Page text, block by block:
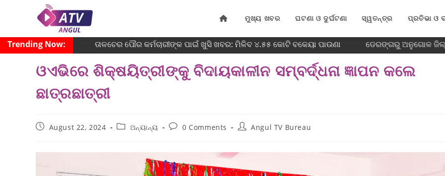
ମୁଖ୍ୟ ଖବର ଘଟଣା ଓ ଦୁର୍ଘଟଣା ସ୍ୱତନ୍ତ୍ର ପ୍ରତିଭା ଓ
Trending Now: ତାଳଚେର ପୌର କର୍ମଚାରୀଙ୍କ ପାଇଁ ଖୁସି ଖବର: ମିଳିବ ୪.୫୫ କୋଟି ବକେୟା ପାଉଣା ଡେରଙ୍ଗରୁ ଅନୁଗୋଳ
ଓଏଭିରେ ଶିକ୍ଷୟିତ୍ରୀଙ୍କୁ ବିଦାୟକାଳୀନ ସମ୍ବର୍ଦ୍ଧନା ଜ୍ଞାପନ କଲେ
ଛାତ୍ରଛାତ୍ରୀ
August 22, 2024 ଅନ୍ୟାନ୍ୟ 0 Comments Angul TV Bureau